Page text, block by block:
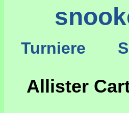
Turniere
Allister